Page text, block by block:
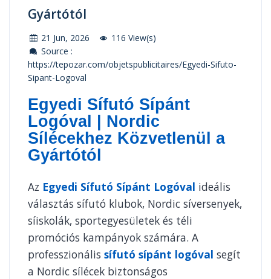
Gyártótól
21 Jun, 2026
116 View(s)
Source :
https://tepozar.com/objetspublicitaires/Egyedi-Sifuto-
Sipant-Logoval
Egyedi Sífutó Sípánt
Logóval | Nordic
Sílécekhez Közvetlenül a
Gyártótól
Az Egyedi Sífutó Sípánt Logóval ideális
választás sífutó klubok, Nordic síversenyek,
síiskolák, sportegyesületek és téli
promóciós kampányok számára. A
professzionális sífutó sípánt logóval segít
a Nordic sílécek biztonságos